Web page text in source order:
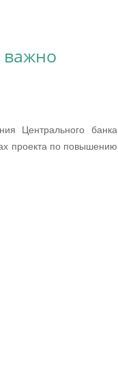
важно
Центрального банка
проекта по повышению